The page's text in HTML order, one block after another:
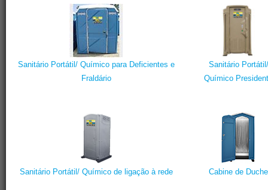
Sanitário Portátil/ Químico para Deficientes e
Fraldário
Sanitário Portátil/
Químico
Sanitário Portátil/ Químico de ligação à rede Cabine de Duche